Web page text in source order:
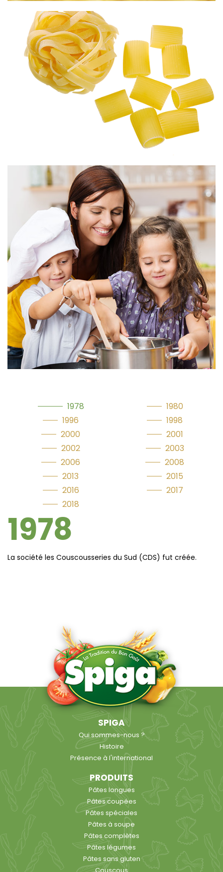
1978
1980
1996
1998
2000
2001
2002
2003
2006
2008
2013
2015
2016
2017
2018
1978
La société les Couscousseries du Sud (CDS) fut créée.
SPIGA
Qui sommes-nous ?
Histoire
Présence à l'international
PRODUITS
Pâtes longues
Pâtes coupées
Pâtes spéciales
Pâtes à soupe
Pâtes complètes
Pâtes légumes
Pâtes sans gluten
Couscous